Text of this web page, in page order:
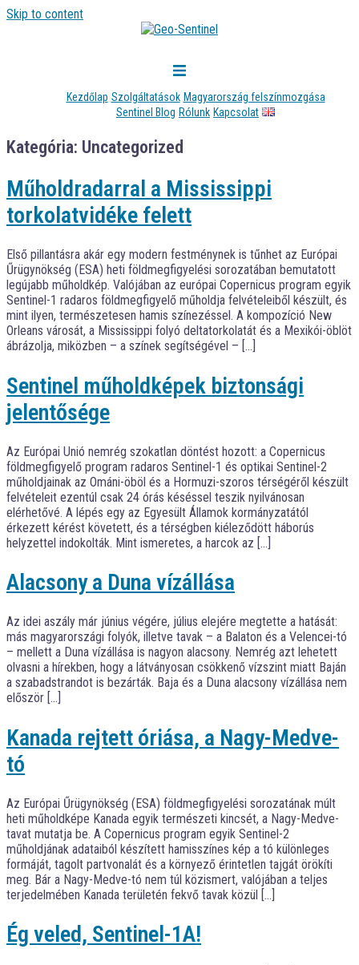
Skip to content
Kezdőlap Szolgáltatások Magyarország felszínmozgása
Sentinel Blog Rólunk Kapcsolat
Kategória: Uncategorized
Műholdradarral a Mississippi
torkolatvidéke felett
Első pillantásra akár egy modern festménynek is tűnhet az Európai
Űrügynökség (ESA) heti földmegfigyelési sorozatában bemutatott
legújabb műholdkép. Valójában az európai Copernicus program egyik
Sentinel-1 radaros földmegfigyelő műholdja felvételeiből készült, és
mint ilyen, természetesen hamis színezéssel. A kompozíció New
Orleans városát, a Mississippi folyó deltatorkolatát és a Mexikói-öblöt
ábrázolja, miközben – a színek segítségével – […]
Sentinel műholdképek biztonsági
jelentősége
Az Európai Unió nemrég szokatlan döntést hozott: a Copernicus
földmegfigyelő program radaros Sentinel-1 és optikai Sentinel-2
műholdjainak az Ománi-öböl és a Hormuzi-szoros térségéről készült
felvételeit ezentúl csak 24 órás késéssel teszik nyilvánosan
elérhetővé. A lépés egy az Egyesült Államok kormányzatától
érkezett kérést követett, és a térségben kiéleződött háborús
helyzettel indokolták. Mint ismeretes, a harcok az […]
Alacsony a Duna vízállása
Az idei aszály már június végére, július elejére megtette a hatását:
más magyarországi folyók, illetve tavak – a Balaton és a Velencei-tó
– mellett a Duna vízállása is nagyon alacsony. Nemrég azt lehetett
olvasni a hírekben, hogy a látványosan csökkenő vízszint miatt Baján
a szabadstrandot is bezárták. Baja és a Duna alacsony vízállása nem
először […]
Kanada rejtett óriása, a Nagy-Medve-
tó
Az Európai Űrügynökség (ESA) földmegfigyelési sorozatának múlt
heti műholdképe Kanada egyik természeti kincsét, a Nagy-Medve-
tavat mutatja be. A Copernicus program egyik Sentinel-2
műholdjának adataiból készített hamisszínes kép a tó különleges
formáját, tagolt partvonalát és a környező érintetlen tajgát örökíti
meg. Bár a Nagy-Medve-tó nem túl közismert, valójában a teljes
terjedelmében Kanada területén fekvő tavak közül […]
Ég veled, Sentinel-1A!